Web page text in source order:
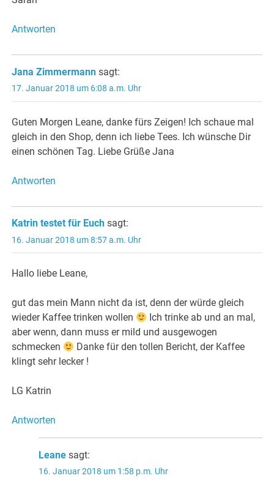
Antworten
Jana Zimmermann sagt:
17. Januar 2018 um 6:08 a.m. Uhr
Guten Morgen Leane, danke fürs Zeigen! Ich schaue mal
gleich in den Shop, denn ich liebe Tees. Ich wünsche Dir
einen schönen Tag. Liebe Grüße Jana
Antworten
Katrin testet für Euch sagt:
16. Januar 2018 um 8:57 a.m. Uhr
Hallo liebe Leane,
gut das mein Mann nicht da ist, denn der würde gleich
wieder Kaffee trinken wollen
Ich trinke ab und an mal,
aber wenn, dann muss er mild und ausgewogen
schmecken
Danke für den tollen Bericht, der Kaffee
klingt sehr lecker !
LG Katrin
Antworten
Leane sagt:
16. Januar 2018 um 1:58 p.m. Uhr